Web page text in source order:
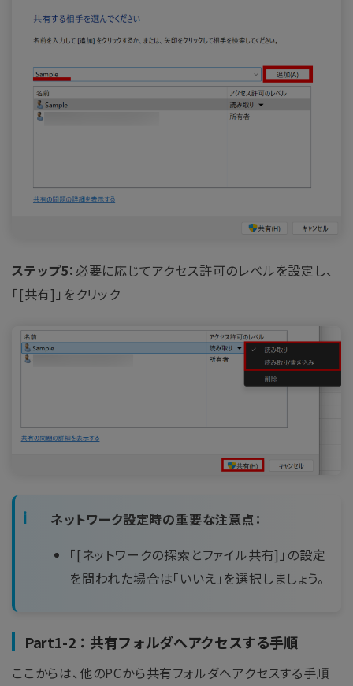
ステップ5： 必要に応じてアクセス許可のレベルを設定し、
「[共有]」をクリック
ネットワーク設定時の重要な注意点：
「[ネットワークの探索とファイル共有]」の設定
を問われた場合は「いいえ」を選択しましょう。
Part1-2：共有フォルダへアクセスする手順
ここからは、他のPCから共有フォルダへアクセスする手順